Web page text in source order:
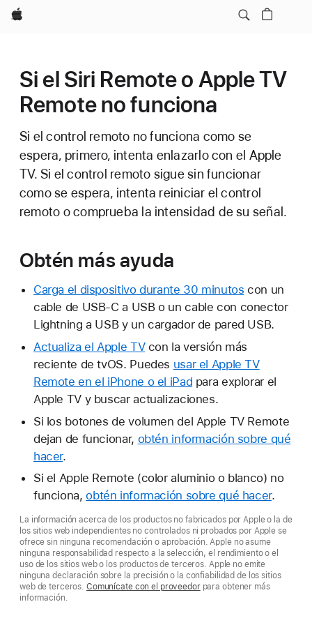
Apple
Si el Siri Remote o Apple TV
Remote no funciona
Si el control remoto no funciona como se
espera, primero, intenta enlazarlo con el Apple
TV. Si el control remoto sigue sin funcionar
como se espera, intenta reiniciar el control
remoto o comprueba la intensidad de su señal.
Obtén más ayuda
Carga el dispositivo durante 30 minutos con un
cable de USB-C a USB o un cable con conector
Lightning a USB y un cargador de pared USB.
Actualiza el Apple TVcon la versión más
reciente de tvOS. Puedes usar el Apple TV
Remote en el iPhone o el iPad para explorar el
Apple TV y buscar actualizaciones.
Si los botones de volumen del Apple TV Remote
dejan de funcionar, obtén información sobre qué
hacer.
Si el Apple Remote (color aluminio o blanco) no
funciona,obtén información sobre qué hacer.
La información acerca de los productos no fabricados por Apple o la de
los sitios web independientes no controlados ni probados por Apple se
ofrece sin ninguna recomendación o aprobación. Apple no asume
ninguna responsabilidad respecto a la selección, el rendimiento o el
uso de los sitios web o los productos de terceros. Apple no emite
ninguna declaración sobre la precisión o la confiabilidad de los sitios
web de terceros. Comunícate con el proveedorpara obtener más
información.